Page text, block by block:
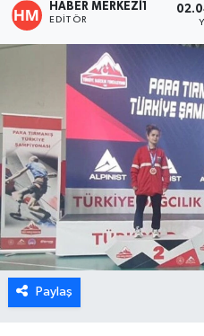
HABER MERKEZI1
EDITÖR
Paylaş
ÖZEL HABER
DTO
RESMİ REKLAM